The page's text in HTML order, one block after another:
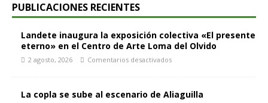
PUBLICACIONES RECIENTES
Landete inaugura la exposición colectiva «El presente
eterno» en el Centro de Arte Loma del Olvido
2 agosto, 2026 Comentarios desactivados
La copla se sube al escenario de Aliaguilla